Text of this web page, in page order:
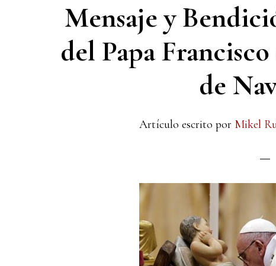
Mensaje y
del Papa
de
Artículo escrito por Mikel